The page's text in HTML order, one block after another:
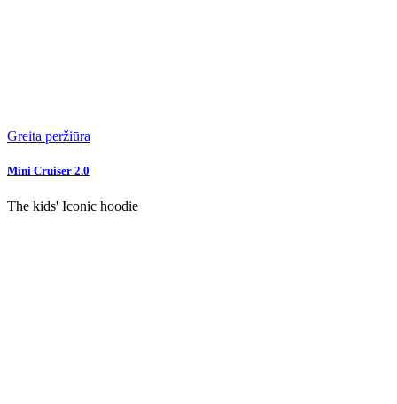
Greita peržiūra
Mini Cruiser 2.0
The kids' Iconic hoodie